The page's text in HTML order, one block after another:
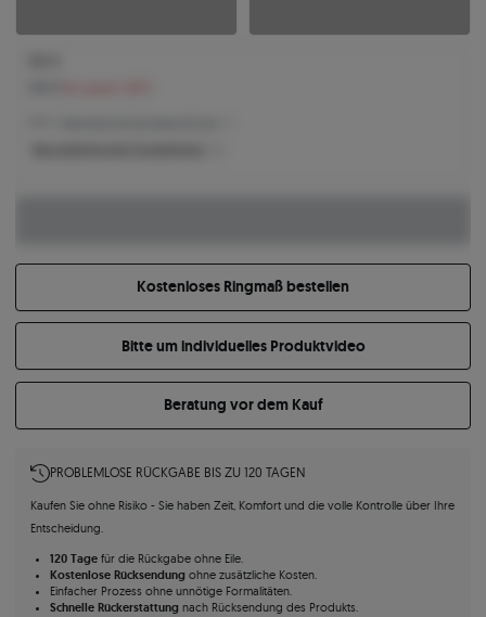
Kostenloses Ringmaß bestellen
Bitte um individuelles Produktvideo
Beratung vor dem Kauf
PROBLEMLOSE RÜCKGABE BIS ZU 120 TAGEN
Kaufen Sie ohne Risiko - Sie haben Zeit, Komfort und die volle Kontrolle über Ihre
Entscheidung.
120 Tagefür die Rückgabe ohne Eile.
Kostenlose Rücksendungohne zusätzliche Kosten.
Einfacher Prozess ohne unnötige Formalitäten.
Schnelle Rückerstattungnach Rücksendung des Produkts.